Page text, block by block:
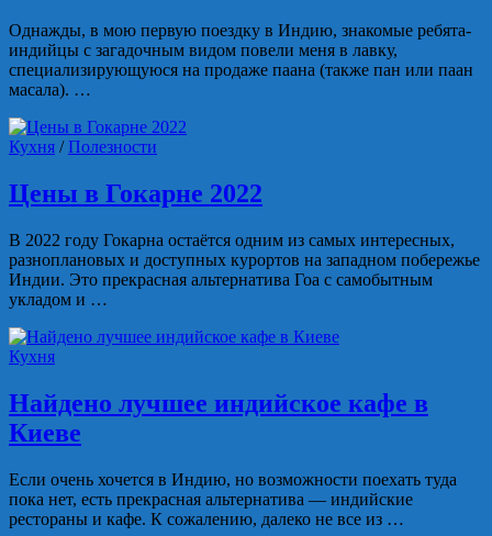
Однажды, в мою первую поездку в Индию, знакомые ребята-
индийцы с загадочным видом повели меня в лавку,
специализирующуюся на продаже паана (также пан или паан
масала). …
Кухня /Полезности
Цены в Гокарне 2022
В 2022 году Гокарна остаётся одним из самых интересных,
разноплановых и доступных курортов на западном побережье
Индии. Это прекрасная альтернатива Гоа с самобытным
укладом и …
Кухня
Найдено лучшее индийское кафе в
Киеве
Если очень хочется в Индию, но возможности поехать туда
пока нет, есть прекрасная альтернатива — индийские
рестораны и кафе. К сожалению, далеко не все из …